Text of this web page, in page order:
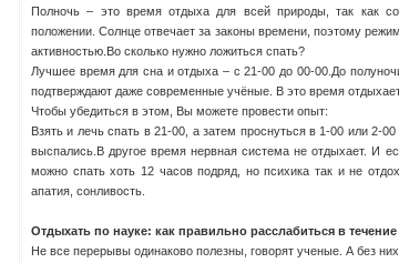
Полночь – это время отдыха для всей природы, так как
положении. Солнце отвечает за законы времени, поэтому
активностью.Во сколько нужно ложиться спать?
Лучшее время для сна и отдыха – с 21-00 до 00-00.До
подтверждают даже современные учёные. В это время
Чтобы убедиться в этом, Вы можете провести опыт:
Взять и лечь спать в 21-00, а затем проснуться в 1-00 или 2-
выспались.В другое время нервная система не отдыхает. И
можно спать хоть 12 часов подряд, но психика так и не
апатия, сонливость.
Отдыхать по науке: как правильно расслабиться в
Не все перерывы одинаково полезны, говорят ученые. А без них